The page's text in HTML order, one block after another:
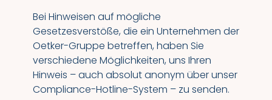
Bei Hinweisen auf mögliche
Gesetzesverstöße, die ein Unternehmen der
Oetker-Gruppe betreffen, haben Sie
verschiedene Möglichkeiten, uns Ihren
Hinweis – auch absolut anonym über unser
Compliance-Hotline-System – zu senden.